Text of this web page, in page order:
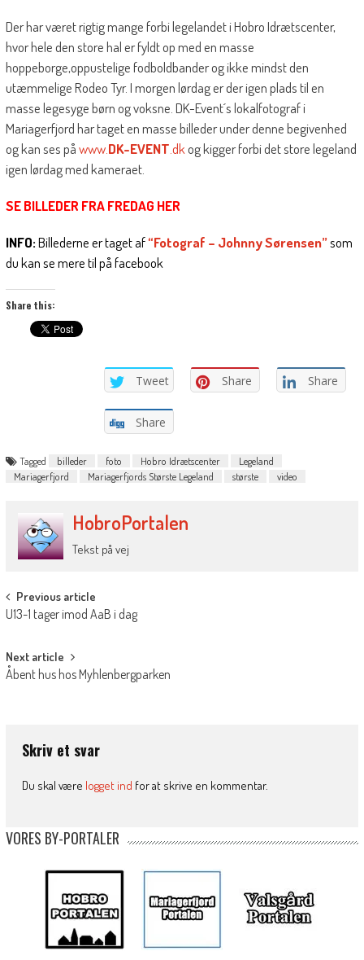
Der har været rigtig mange forbi legelandet i Hobro Idrætscenter,
hvor hele den store hal er fyldt op med en masse
hoppeborge,oppustelige fodboldbander og ikke mindst den
utæmmelige Rodeo Tyr. I morgen lørdag er der igen plads til en
masse legesyge børn og voksne. DK-Event´s lokalfotograf i
Mariagerfjord har taget en masse billeder under denne begivenhed
og kan ses påwww.DK-EVENT.dkog kigger forbi det store legeland
igen lørdag med kameraet.
SE BILLEDER FRA FREDAG HER
INFO:Billederne er taget af“Fotograf – Johnny Sørensen”som
du kan se mere til på facebook
Share this:
Tweet Share Share
Share
Tagged billeder foto Hobro Idrætscenter
Legeland
Mariagerfjord
Mariagerfjords Største Legeland største video
HobroPortalen
Tekst på vej
Post
navigation
Previous article
U13-1 tager imod AaB i dag
Next article
Åbent hus hos Myhlenbergparken
Skriv et svar
Du skal være logget ind for at skrive en kommentar.
VORES BY-PORTALER